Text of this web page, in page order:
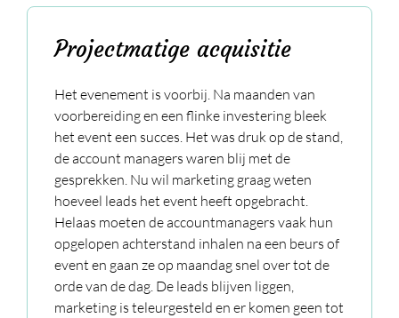
Projectmatige acquisitie
Het evenement is voorbij. Na maanden van
voorbereiding en een flinke investering bleek
het event een succes. Het was druk op de stand,
de account managers waren blij met de
gesprekken. Nu wil marketing graag weten
hoeveel leads het event heeft opgebracht.
Helaas moeten de accountmanagers vaak hun
opgelopen achterstand inhalen na een beurs of
event en gaan ze op maandag snel over tot de
orde van de dag. De leads blijven liggen,
marketing is teleurgesteld en er komen geen tot